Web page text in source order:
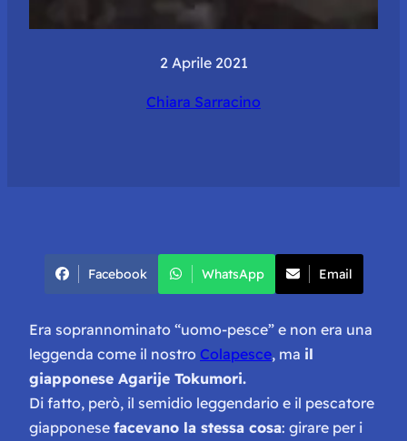
2 Aprile 2021
Chiara Sarracino
Facebook WhatsApp Email
Era soprannominato “uomo-pesce” e non era una
leggenda come il nostro Colapesce, ma il
giapponese Agarije Tokumori.
Di fatto, però, il semidio leggendario e il pescatore
giapponese facevano la stessa cosa: girare per i